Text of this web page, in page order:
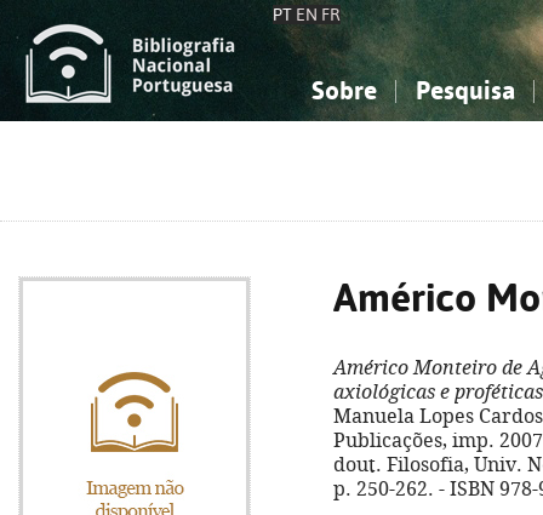
PT EN FR
Sobre Pesquisa
Américo
Américo Monteiro de
axiológicas e
Manuela Lopes
Publicações, imp.
dout. Filosofia, Univ.
p. 250-262. - ISBN